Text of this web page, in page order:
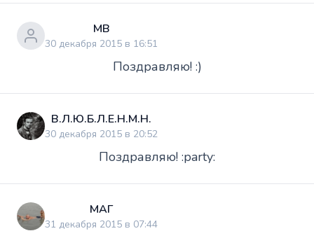
МВ
30 декабря 2015 в 16:51
Поздравляю! :)
В.Л.Ю.Б.Л.Е.Н.М.Н.
30 декабря 2015 в 20:52
Поздравляю! :party:
МАГ
31 декабря 2015 в 07:44